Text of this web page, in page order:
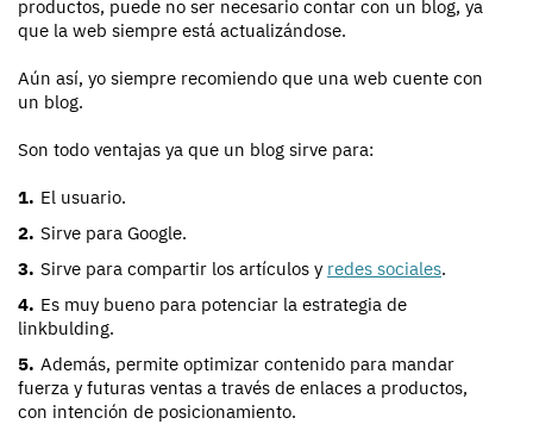
productos, puede no ser necesario contar con un blog, ya
que la web siempre está actualizándose.
Aún así, yo siempre recomiendo que una web cuente con
un blog.
Son todo ventajas ya que un blog sirve para:
El usuario.
Sirve para Google.
Sirve para compartir los artículos y redes sociales.
Es muy bueno para potenciar la estrategia de
linkbulding.
Además, permite optimizar contenido para mandar
fuerza y futuras ventas a través de enlaces a productos,
con intención de posicionamiento.